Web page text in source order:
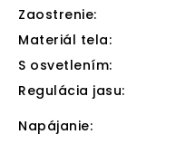
Zaostrenie:
Materiál tela:
S osvetlením:
Regulácia jasu:
Napájanie: